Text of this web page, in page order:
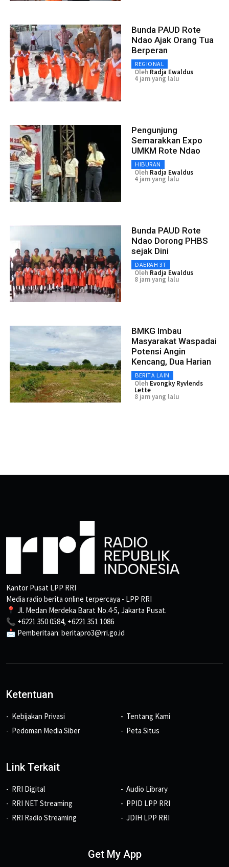
Bunda PAUD Rote
Ndao Ajak Orang Tua
Berperan
REGIONAL
Oleh Radja Ewaldus
4 jam yang lalu
Pengunjung
Semarakkan Expo
UMKM Rote Ndao
HIBURAN
Oleh Radja Ewaldus
4 jam yang lalu
Bunda PAUD Rote
Ndao Dorong PHBS
sejak Dini
DAERAH 3T
Oleh Radja Ewaldus
8 jam yang lalu
BMKG Imbau
Masyarakat Waspadai
Potensi Angin
Kencang, Dua Harian
BERITA LAIN
Oleh Evongky Ryvlends
Lette
8 jam yang lalu
Kantor Pusat LPP RRI
Media radio berita online terpercaya - LPP RRI
📍 Jl. Medan Merdeka Barat No.4-5, Jakarta Pusat.
📞 +6221 350 0584, +6221 351 1086
📩 Pemberitaan: beritapro3@rri.go.id
Ketentuan
Kebijakan Privasi
Pedoman Media Siber
Tentang Kami
Peta Situs
Link Terkait
RRI Digital
RRI NET Streaming
RRI Radio Streaming
Audio Library
PPID LPP RRI
JDIH LPP RRI
Get My App